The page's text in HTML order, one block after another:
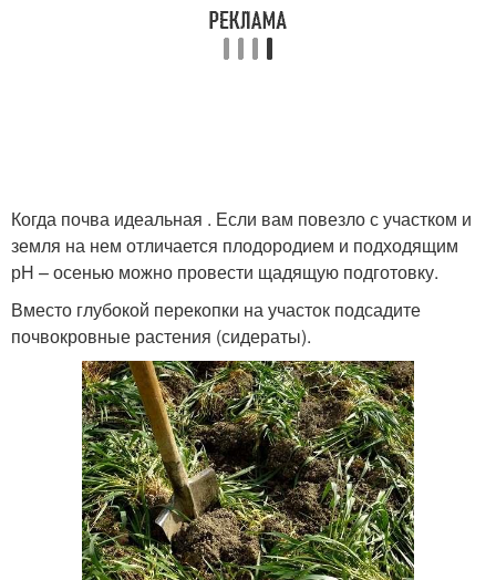
Когда почва идеальная . Если вам повезло с участком и
земля на нем отличается плодородием и подходящим
рН – осенью можно провести щадящую подготовку.
Вместо глубокой перекопки на участок подсадите
почвокровные растения (сидераты).